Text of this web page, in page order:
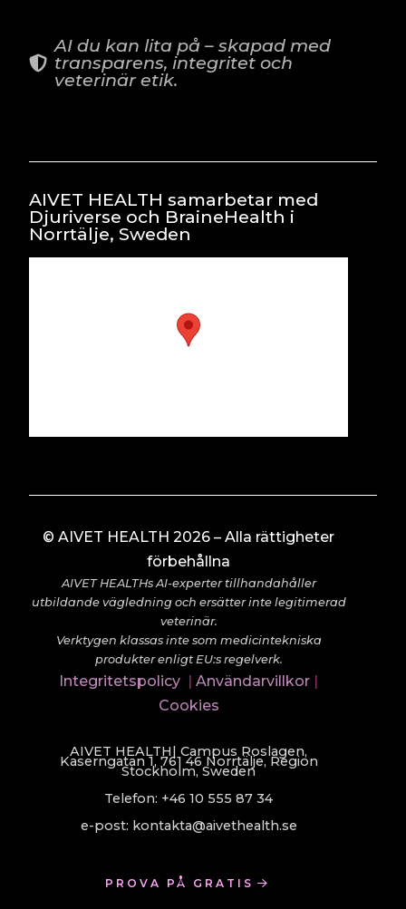
AI du kan lita på – skapad med
transparens, integritet och
veterinär etik.
AIVET HEALTH samarbetar med
Djuriverse och BraineHealth i
Norrtälje, Sweden
© AIVET HEALTH 2026 – Alla rättigheter
förbehållna
AIVET HEALTHs AI-experter tillhandahåller
utbildande vägledning och ersätter inte legitimerad
veterinär.
Verktygen klassas inte som medicintekniska
produkter enligt EU:s regelverk.
Integritetspolicy Användarvillkor
Cookies
AIVET HEALTH| Campus Roslagen,
Kaserngatan 1, 761 46 Norrtälje, Region
Stockholm, Sweden
Telefon: +46 10 555 87 34
e-post: kontakta@aivethealth.se
PROVA PÅ GRATIS